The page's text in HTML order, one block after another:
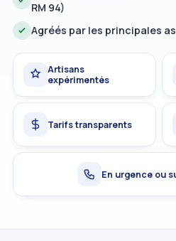
RM 94)
Agréés par les principales
Artisans
expérimentés
Tarifs transparents
En urgence ou